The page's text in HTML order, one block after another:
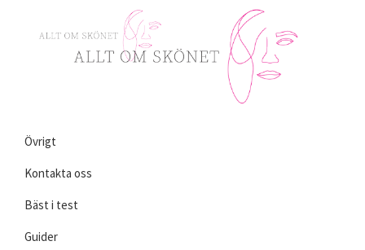
du
behöver
om
skönhet!
Övrigt
Kontakta oss
Bäst i test
Guider